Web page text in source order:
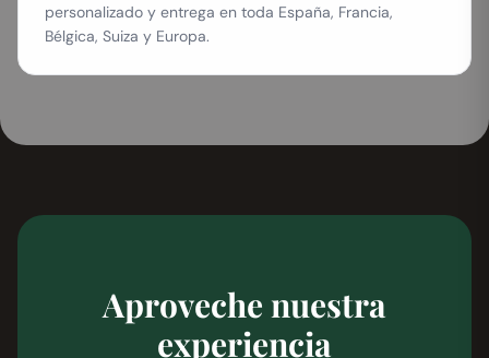
personalizado y entrega en toda España, Francia,
Bélgica, Suiza y Europa.
Aproveche nuestra
experiencia